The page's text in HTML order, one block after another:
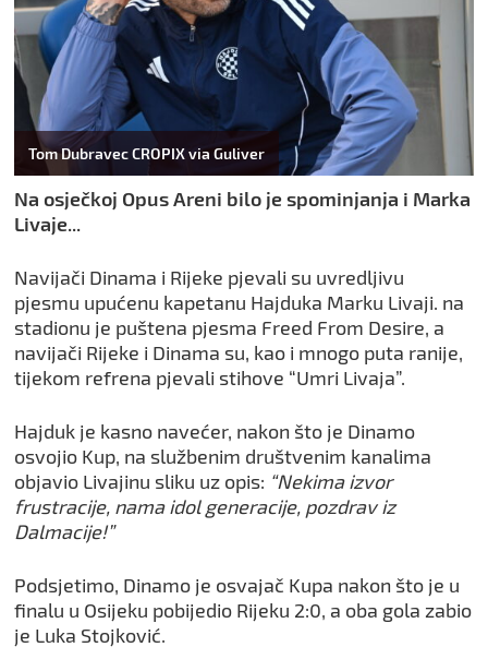
Tom Dubravec CROPIX via Guliver
Na osječkoj Opus Areni bilo je spominjanja i Marka
Livaje...
Navijači Dinama i Rijeke pjevali su uvredljivu
pjesmu upućenu kapetanu Hajduka Marku Livaji. na
stadionu je puštena pjesma Freed From Desire, a
navijači Rijeke i Dinama su, kao i mnogo puta ranije,
tijekom refrena pjevali stihove “Umri Livaja”.
Hajduk je kasno navećer, nakon što je Dinamo
osvojio Kup, na službenim društvenim kanalima
objavio Livajinu sliku uz opis: “Nekima izvor
frustracije, nama idol generacije, pozdrav iz
Dalmacije!”
Podsjetimo, Dinamo je osvajač Kupa nakon što je u
finalu u Osijeku pobijedio Rijeku 2:0, a oba gola zabio
je Luka Stojković.